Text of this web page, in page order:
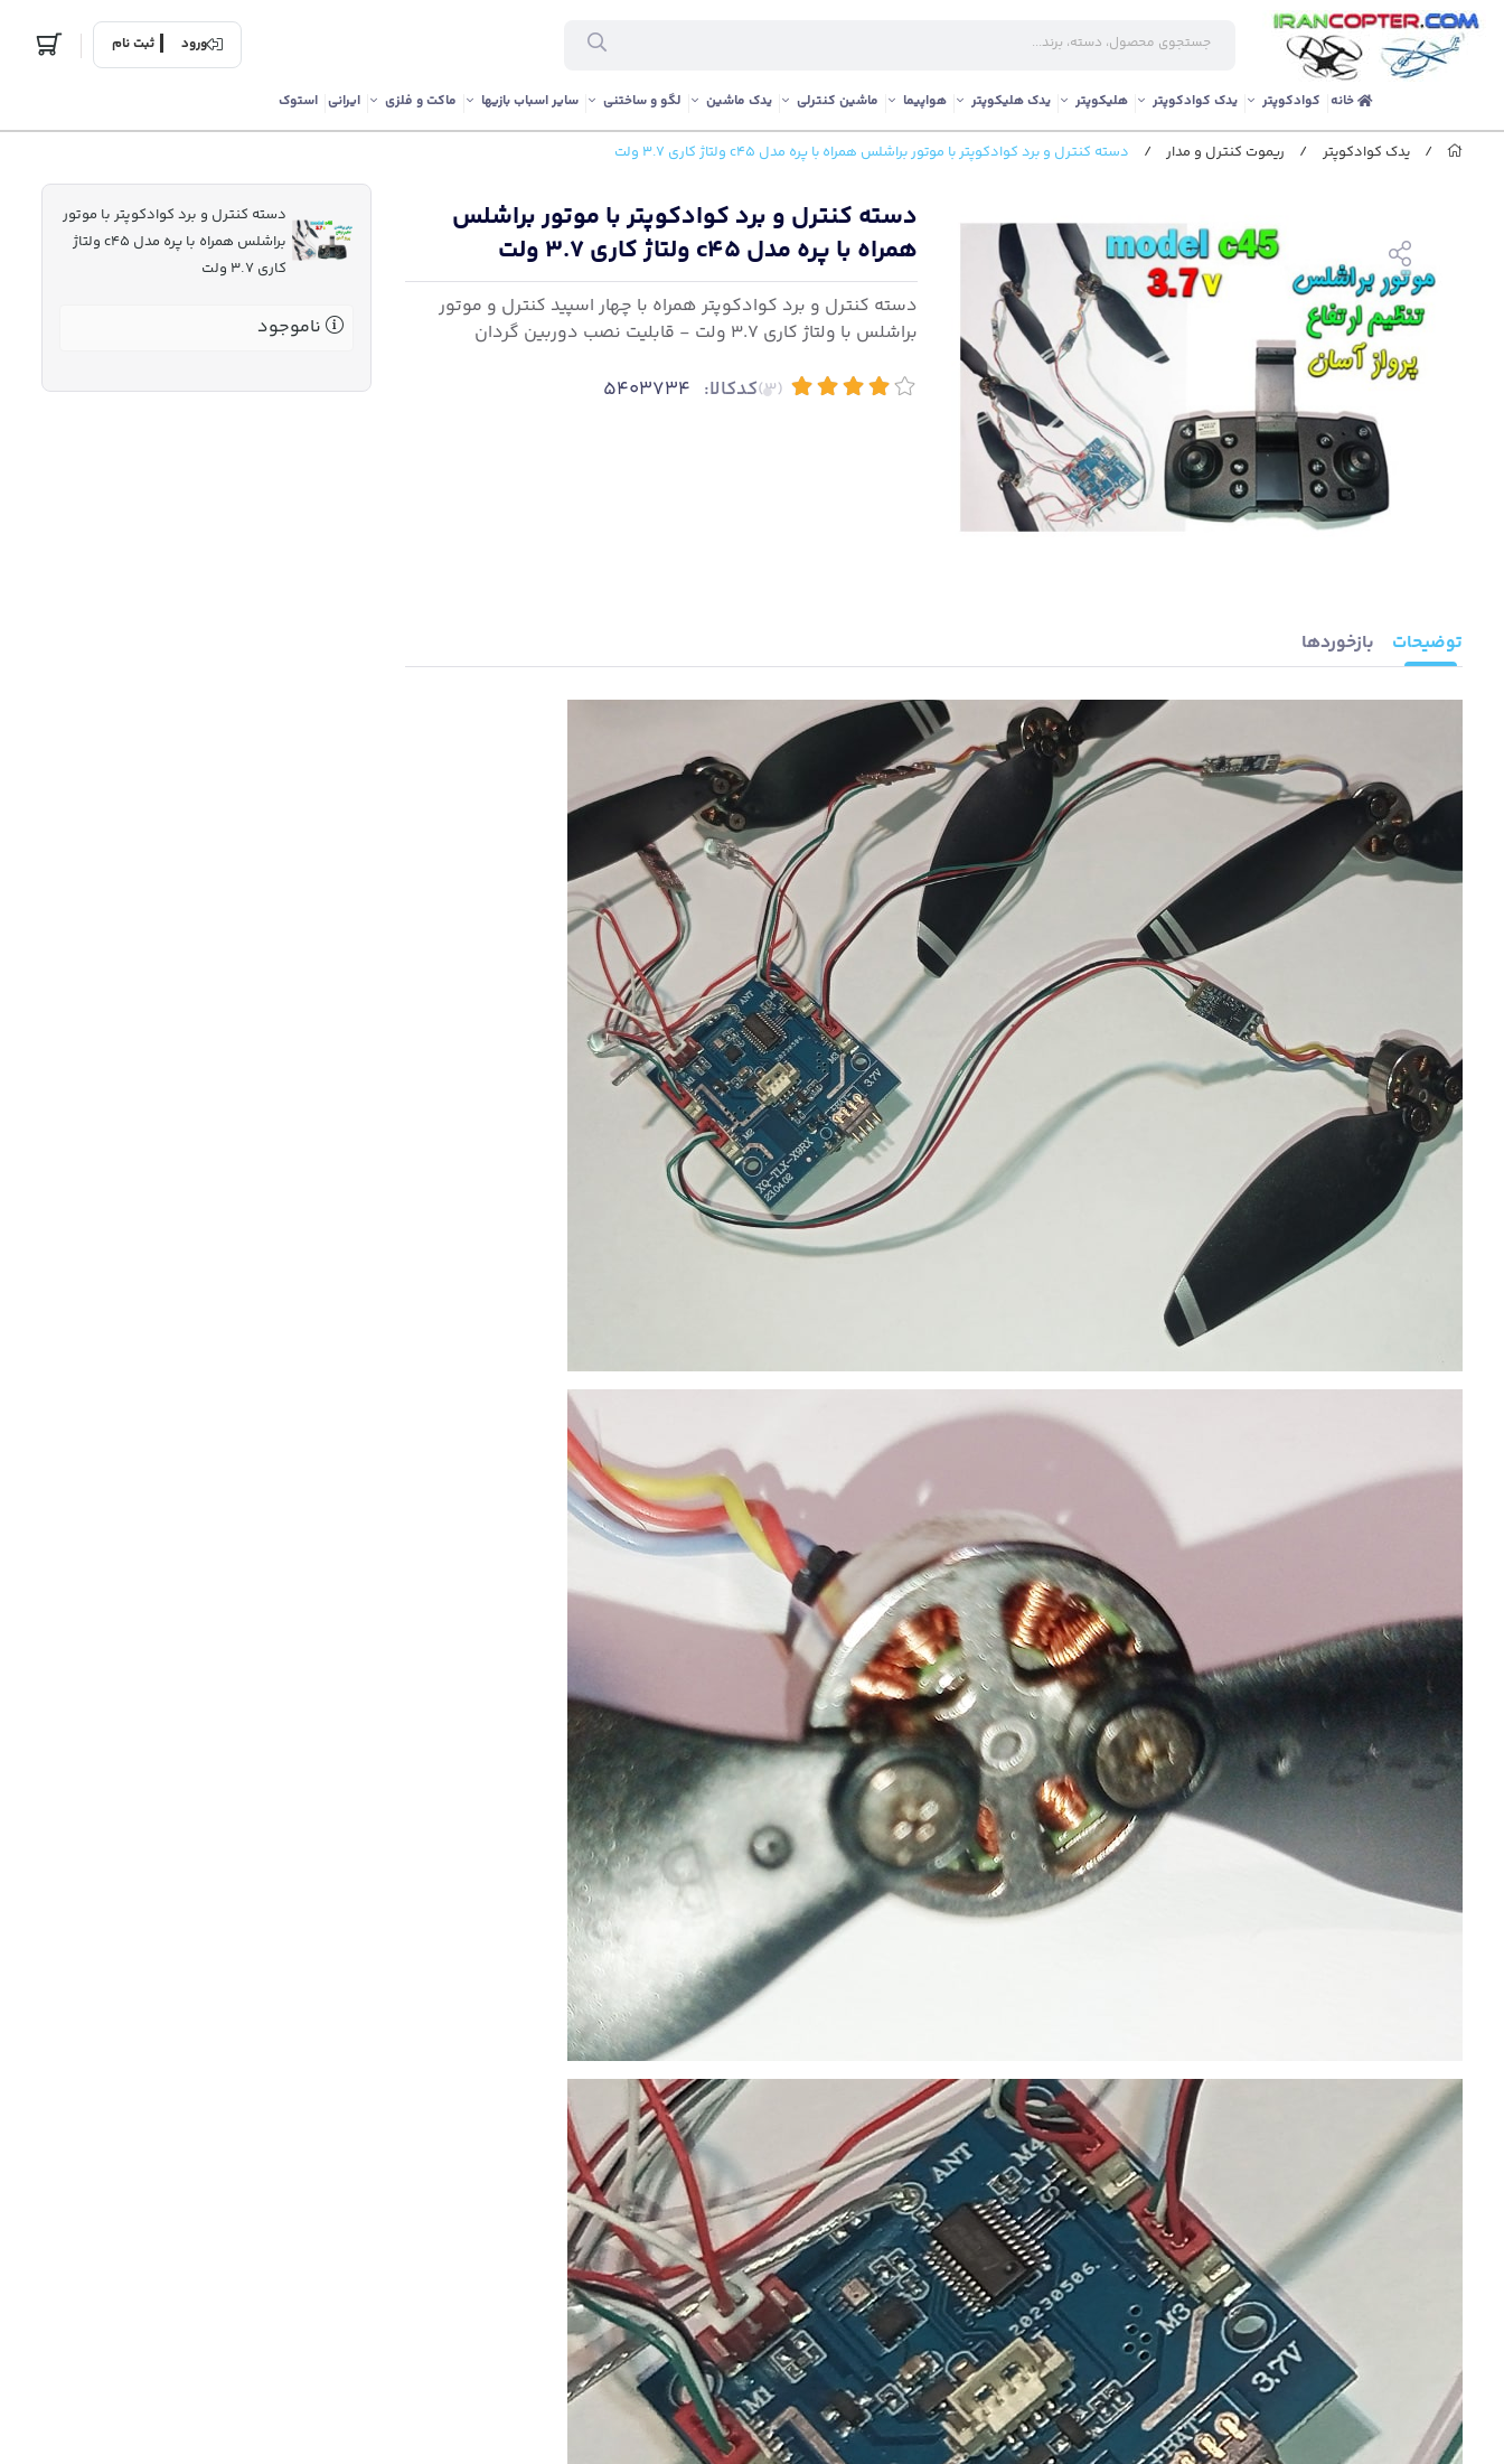
ورود ثبت نام
خانه کوادکوپتر یدک کوادکوپتر هلیکوپتر یدک هلیکوپتر هواپیما ماشین کنترلی یدک ماشین لگو و ساختنی سایر اسباب بازیها ماکت و فلزی ایرانی استوک
/ یدک کوادکوپتر / ریموت کنترل و مدار / دسته کنترل و برد کوادکوپتر با موتور براشلس همراه با پره مدل c45 ولتاژ کاری 3.7 ولت
دسته کنترل و برد کوادکوپتر با موتور براشلس
همراه با پره مدل c45 ولتاژ کاری 3.7 ولت
دسته کنترل و برد کوادکوپتر همراه با چهار اسپید کنترل و موتور
براشلس با ولتاژ کاری 3.7 ولت - قابلیت نصب دوربین گردان
(3) کدکالا: 5403734
توضیحات بازخوردها
دسته کنترل و برد کوادکوپتر با موتور
براشلس همراه با پره مدل c45 ولتاژ
کاری 3.7 ولت
ناموجود